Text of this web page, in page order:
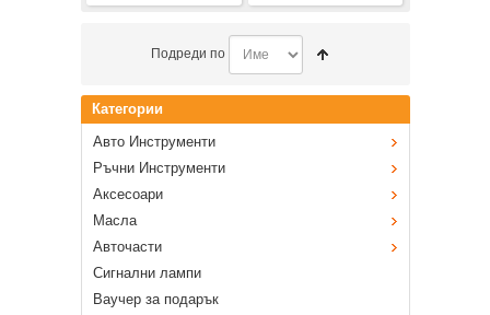
Подреди по
Категории
Авто Инструменти
Ръчни Инструменти
Аксесоари
Масла
Авточасти
Сигнални лампи
Ваучер за подарък